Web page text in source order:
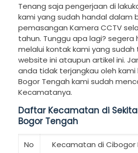
Tenang saja pengerjaan di
kami yang sudah handal dalam
pemasangan Kamera CCTV
tahun. Tunggu apa lagi? segera
melalui kontak kami yang sudah
website ini ataupun artikel ini.
anda tidak terjangkau oleh kami
Bogor Tengah kami sudah
Kecamatanya.
Daftar Kecamatan di
Bogor Tengah
No Kecamatan di Cibogor